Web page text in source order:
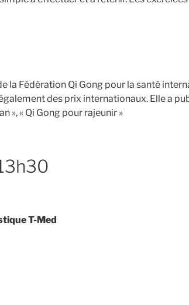
la Fédération Qi Gong pour la santé
des prix internationaux. Elle a
», « Qi Gong pour rajeunir »
T-Med